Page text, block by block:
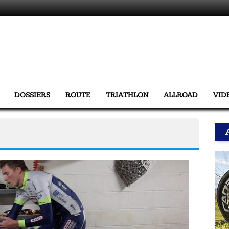
DOSSIERS ROUTE TRIATHLON ALLROAD